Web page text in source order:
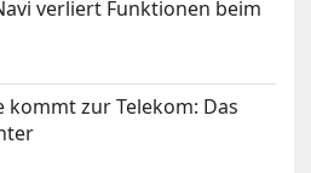
verliert Funktionen beim
kommt zur Telekom: Das